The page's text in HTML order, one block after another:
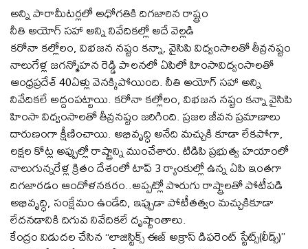
అన్ని పారామీటర్లలో అధోగతికి దిగజారిన రాష్ట్రం
నీతి అయోగ్ సహా అన్ని నివేదికల్లో అదే వెల్లడి
కరోనా కల్లోలం, విభజన నష్టం కన్నా, వైసిపి విధ్వంసాలతో తీవ్రనష్టం
నాలుగేళ్ల జగన్మోహన రెడ్డి పాలనలో ఏపిలో హింసావిధ్వంసాలతో
ఆంధ్రప్రదేశ్ 40ఏళ్లు వెనక్కిపోయింది. నీతి అయోగ్ సహా అన్ని
నివేదికలే అద్దంపట్టాయి. కరోనా కల్లోలం, విభజన నష్టం కన్నా వైసిపి
హింసా విధ్వంసాలతో తీవ్రనష్టం జరిగింది. ప్రజల జీవన ప్రమాణాలు
దారుణంగా క్షీణించాయి. అభివృద్ధి అనేది మచ్చుకి కూడా లేకపోగా,
లక్షల కోట్ల అప్పుల్లో రాష్ట్రాన్ని ముంచేశారు. టిడిపి ప్రభుత్వ హయాంలో
నాలుగున్నరేళ్ల క్రితం దేశంలో టాప్ 3 ర్యాంకుల్లో ఉన్న ఏపి ఇంతగా
దిగజారడం ఆందోళనకరం..అప్పట్లో పొరుగు రాష్ట్రాలతో పోటీపడి
అభివృద్ధి, సంక్షేమం ఉండేది, ఇప్పుడా పోటీతత్వం మచ్చుకికూడా
లేదనడానికి దిగువ నివేదికలే దృష్టాంతాలు.
కేంద్రం విడుదల చేసిన ‘‘లాజిస్టిక్స్ ఈజ్ అక్రాస్ డిఫరెంట్ స్టేట్స్(లీడ్స్)’’